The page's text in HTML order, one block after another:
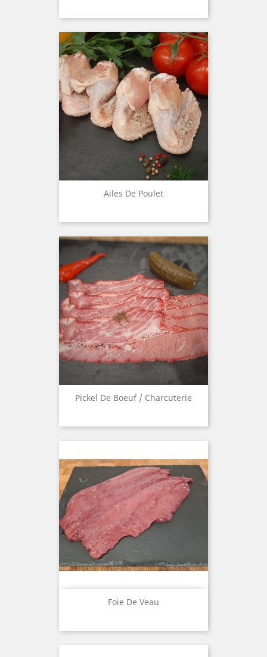
Ailes De Poulet
Pickel De Boeuf / Charcuterie
Foie De Veau